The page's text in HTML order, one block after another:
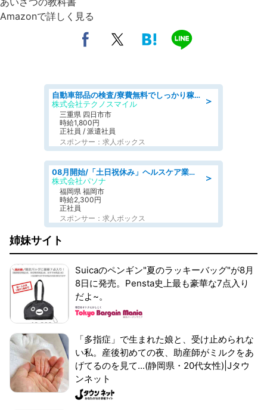
Amazonで詳しく見る
＞
自動車部品の検査/寮費無料でしっかり稼げる denso aichi
株式会社テクノスマイル
三重県 四日市市
時給1,800円
正社員 / 派遣社員
スポンサー：求人ボックス
＞
08月開始/「土日祝休み」ヘルスケア業界の産業保健師/高時給/未経験OK/要資格:保健師、正看護師
株式会社パソナ
福岡県 福岡市
時給2,300円
正社員
スポンサー：求人ボックス
姉妹サイト
Suicaのペンギン"夏のラッキーバッグ"が8月
8日に発売。Pensta史上最も豪華な7点入り
だよ~。
「多指症」で生まれた娘と、受け止められな
い私。産後初めての夜、助産師がミルクをあ
げてるのを見て...(静岡県・20代女性)|Jタウ
ンネット